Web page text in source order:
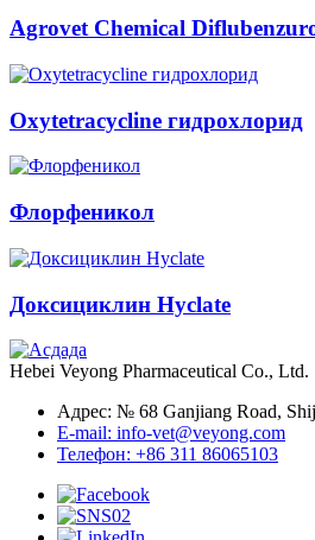
Agrovet Chemical
Oxytetracycline гидрохлорид
Флорфеникол
Доксициклин Hyclate
Hebei Veyong Pharmaceutical Co., Ltd.
Адрес: № 68 Ganjiang Road,
E-mail: info-vet@veyong.com
Телефон: +86 311 86065103